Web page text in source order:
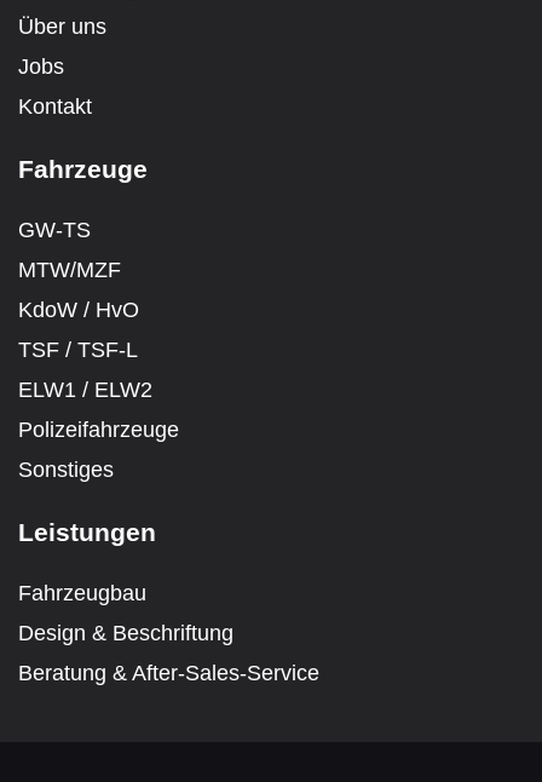
Über uns
Jobs
Kontakt
Fahrzeuge
GW-TS
MTW/MZF
KdoW / HvO
TSF / TSF-L
ELW1 / ELW2
Polizeifahrzeuge
Sonstiges
Leistungen
Fahrzeugbau
Design & Beschriftung
Beratung & After-Sales-Service